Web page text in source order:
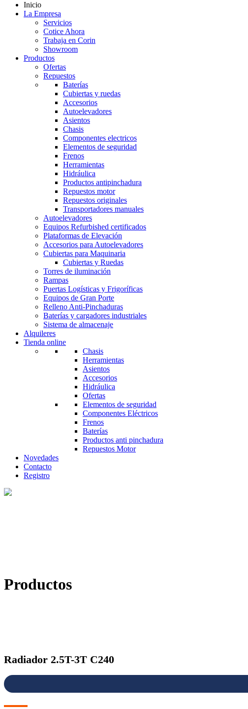
Inicio
La Empresa
Servicios
Cotice Ahora
Trabaja en Corin
Showroom
Productos
Ofertas
Repuestos
Baterías
Cubiertas y ruedas
Accesorios
Autoelevadores
Asientos
Chasis
Componentes electricos
Elementos de seguridad
Frenos
Herramientas
Hidráulica
Productos antipinchadura
Repuestos motor
Repuestos originales
Transportadores manuales
Autoelevadores
Equipos Refurbished certificados
Plataformas de Elevación
Accesorios para Autoelevadores
Cubiertas para Maquinaria
Cubiertas y Ruedas
Torres de iluminación
Rampas
Puertas Logísticas y Frigoríficas
Equipos de Gran Porte
Relleno Anti-Pinchaduras
Baterías y cargadores industriales
Sistema de almacenaje
Alquileres
Tienda online
Chasis
Herramientas
Asientos
Accesorios
Hidráulica
Ofertas
Elementos de seguridad
Componentes Eléctricos
Frenos
Baterías
Productos anti pinchadura
Repuestos Motor
Novedades
Contacto
Registro
Productos
Radiador 2.5T-3T C240